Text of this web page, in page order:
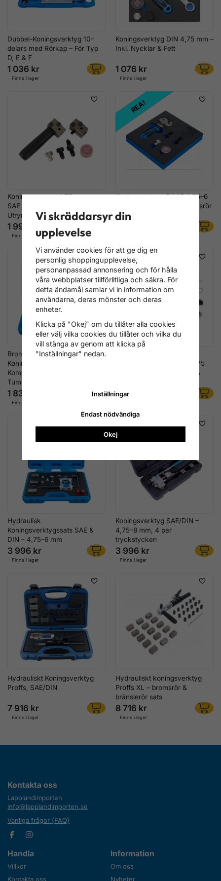
Dubbel-Koningsverktyg 10-
delars med Rörkap – För Typ
D, E & F
1 036 kr
Finns i lager
Koningsverktyg DIN 4,75 mm –
Inkl. Nycklar & Fett
1 076 kr
Finns i lager
Koningsverktyg 4,75 mm –
SAE & DIN, För Trånga
Utrymmen
1 996 kr
Finns i lager
REA!
Koningsverktyg DIN F 4,75–6
mm – För Monterade Bromsrör
Bromsrörs-
Koningsverktygssats 45° –
Komplett Set för Metriska &
Tumstorlekar
1 836 kr
Finns ej i lager
Bromsrörsverktygssats 4,75
mm – Bockning, Kapning &
1 836 kr
Hydraulisk
Koningsverktygssats SAE &
DIN – 4,75–6 mm
3 996 kr
Finns i lager
Koningsverktyg SAE/DIN –
4,75–8 mm, 4 par
tryckstycken
3 996 kr
Finns i lager
Hydrauliskt Koningsverktyg
Proffs, SAE/DIN
7 916 kr
Finns i lager
Hydrauliskt koningsverktyg
Proffs XL – bromsrör &
bränslerör sats
8 716 kr
Finns i lager
Kontakta oss
Lapplandimporten
info@lapplandimporten.se
Vanliga frågor (FAQ)
Handla
Villkor
Kontakta oss
Information
Om oss
Nyheter
Vi skräddarsyr din
upplevelse
Vi använder cookies för att ge dig en
personlig shoppingupplevelse,
personanpassad annonsering och för hålla
våra webbplatser tillförlitliga och säkra. För
detta ändamål samlar vi in information om
användarna, deras mönster och deras
enheter.
Klicka på "Okej" om du tillåter alla cookies
eller välj vilka cookies du tillåter och vilka du
vill stänga av genom att klicka på
"Inställningar" nedan.
Inställningar
Endast nödvändiga
Okej